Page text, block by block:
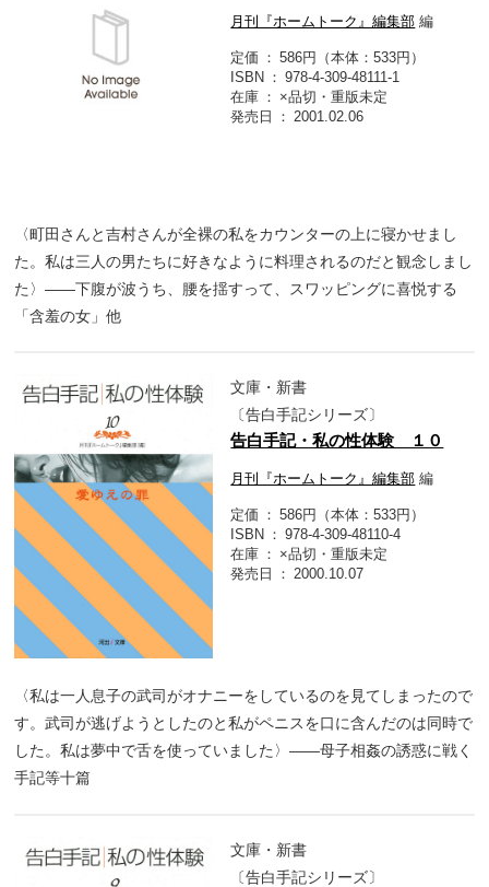
月刊『ホームトーク』編集部 編
定価
586円（本体：533円）
ISBN
978-4-309-48111-1
在庫
×品切・重版未定
発売日
2001.02.06
〈町田さんと吉村さんが全裸の私をカウンターの上に寝かせまし
た。私は三人の男たちに好きなように料理されるのだと観念しまし
た〉――下腹が波うち、腰を揺すって、スワッピングに喜悦する
「含羞の女」他
文庫・新書
〔告白手記シリーズ〕
告白手記・私の性体験 １０
月刊『ホームトーク』編集部 編
定価
586円（本体：533円）
ISBN
978-4-309-48110-4
在庫
×品切・重版未定
発売日
2000.10.07
〈私は一人息子の武司がオナニーをしているのを見てしまったので
す。武司が逃げようとしたのと私がペニスを口に含んだのは同時で
した。私は夢中で舌を使っていました〉――母子相姦の誘惑に戦く
手記等十篇
文庫・新書
〔告白手記シリーズ〕